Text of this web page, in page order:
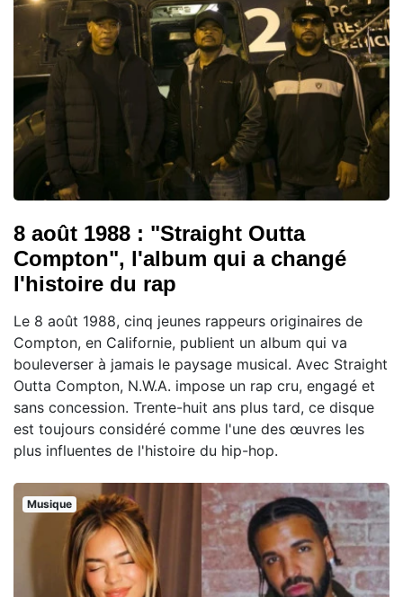
8 août 1988 : "Straight Outta
Compton", l'album qui a changé
l'histoire du rap
Le 8 août 1988, cinq jeunes rappeurs originaires de
Compton, en Californie, publient un album qui va
bouleverser à jamais le paysage musical. Avec Straight
Outta Compton, N.W.A. impose un rap cru, engagé et
sans concession. Trente-huit ans plus tard, ce disque
est toujours considéré comme l'une des œuvres les
plus influentes de l'histoire du hip-hop.
Musique